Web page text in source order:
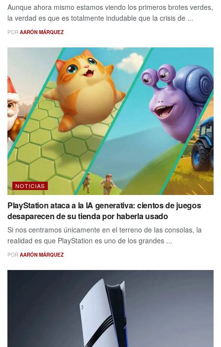
Aunque ahora mismo estamos viendo los primeros brotes verdes,
la verdad es que es totalmente indudable que la crisis de ...
POR AARÓN MÁRQUEZ
NOTICIAS
PlayStation ataca a la IA generativa: cientos de juegos
desaparecen de su tienda por haberla usado
Si nos centramos únicamente en el terreno de las consolas, la
realidad es que PlayStation es uno de los grandes ...
POR AARÓN MÁRQUEZ